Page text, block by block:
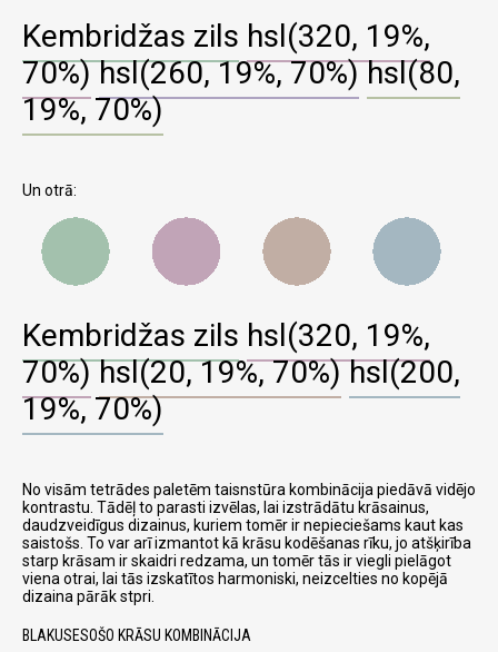
Kembridžas zils hsl(320, 19%,
70%) hsl(260, 19%, 70%) hsl(80,
19%, 70%)
Un otrā:
Kembridžas zils hsl(320, 19%,
70%) hsl(20, 19%, 70%) hsl(200,
19%, 70%)
No visām tetrādes paletēm taisnstūra kombinācija piedāvā vidējo
kontrastu. Tādēļ to parasti izvēlas, lai izstrādātu krāsainus,
daudzveidīgus dizainus, kuriem tomēr ir nepieciešams kaut kas
saistošs. To var arī izmantot kā krāsu kodēšanas rīku, jo atšķirība
starp krāsam ir skaidri redzama, un tomēr tās ir viegli pielāgot
viena otrai, lai tās izskatītos harmoniski, neizcelties no kopējā
dizaina pārāk stpri.
BLAKUSESOŠO KRĀSU KOMBINĀCIJA